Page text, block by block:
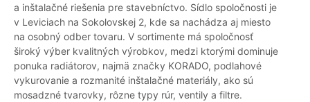
a inštalačné riešenia pre stavebníctvo. Sídlo spoločnosti je
v Leviciach na Sokolovskej 2, kde sa nachádza aj miesto
na osobný odber tovaru. V sortimente má spoločnosť
široký výber kvalitných výrobkov, medzi ktorými dominuje
ponuka radiátorov, najmä značky KORADO, podlahové
vykurovanie a rozmanité inštalačné materiály, ako sú
mosadzné tvarovky, rôzne typy rúr, ventily a filtre.